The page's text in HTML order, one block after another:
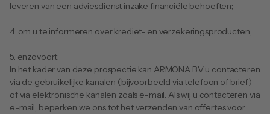
leveren van een adviesdienst inzake financiële behoeften;
4. om u te informeren over krediet- en verzekeringsproducten;
​​​​​​​5. enzovoort.
In het kader van deze prospectie kan ARMONA BV u contacteren
via de gebruikelijke kanalen (bijvoorbeeld via telefoon of brief)
of via elektronische kanalen zoals e-mail. Als wij u contacteren via
e-mail, beperken we ons tot het verzenden van offertes voor